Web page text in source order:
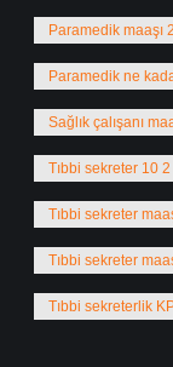
Paramedik maaşı
Paramedik ne
Sağlık çalışanı
Tıbbi sekreter 10
Tıbbi sekreter
Tıbbi sekreter
Tıbbi sekreterlik